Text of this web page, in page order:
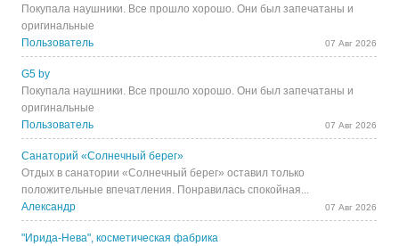
Покупала наушники. Все прошло хорошо. Они был запечатаны и
оригинальные
Пользователь
07 Авг 2026
G5 by
Покупала наушники. Все прошло хорошо. Они был запечатаны и
оригинальные
Пользователь
07 Авг 2026
Санаторий «Солнечный берег»
Отдых в санатории «Солнечный берег» оставил только
положительные впечатления. Понравилась спокойная...
Александр
07 Авг 2026
"Ирида-Нева", косметическая фабрика